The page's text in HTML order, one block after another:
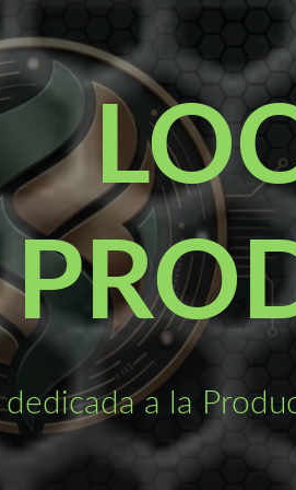
dedicada a la